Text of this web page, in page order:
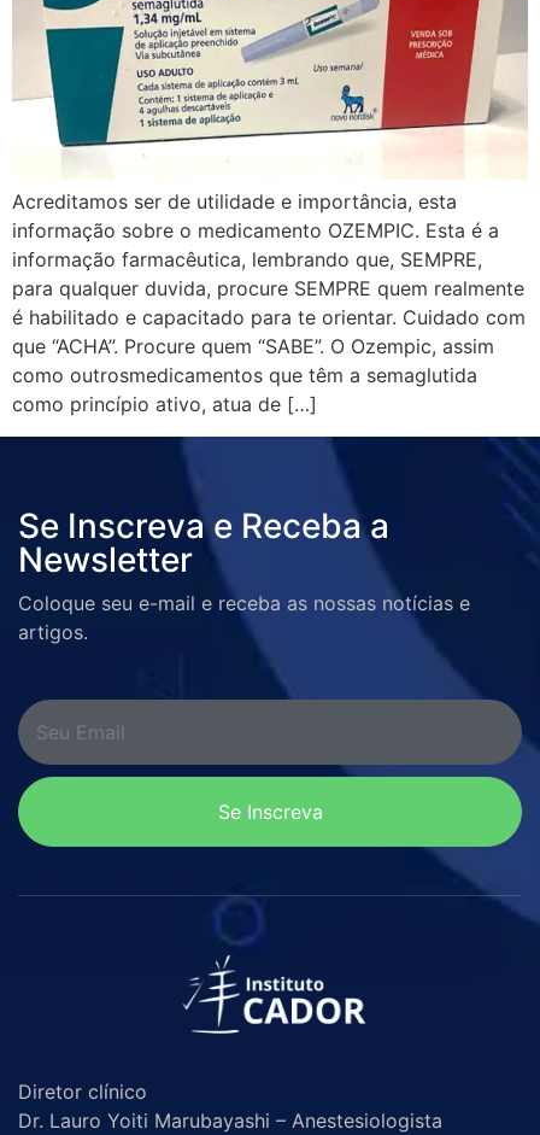
Acreditamos ser de utilidade e importância, esta
informação sobre o medicamento OZEMPIC. Esta é a
informação farmacêutica, lembrando que, SEMPRE,
para qualquer duvida, procure SEMPRE quem realmente
é habilitado e capacitado para te orientar. Cuidado com
que “ACHA”. Procure quem “SABE”. O Ozempic, assim
como outrosmedicamentos que têm a semaglutida
como princípio ativo, atua de […]
Se Inscreva e Receba a
Newsletter
Coloque seu e-mail e receba as nossas notícias e
artigos.
Se Inscreva
Diretor clínico
Dr. Lauro Yoiti Marubayashi – Anestesiologista